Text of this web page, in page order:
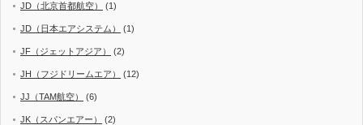
JD（北京首都航空） (1)
JD（日本エアシステム） (1)
JF（ジェットアジア） (2)
JH（フジドリームエア） (12)
JJ（TAM航空） (6)
JK（スパンエアー） (2)